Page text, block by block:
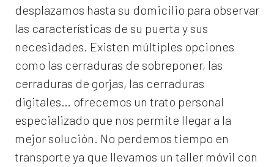
desplazamos hasta su domicilio para observar
las características de su puerta y sus
necesidades. Existen múltiples opciones
como las cerraduras de sobreponer, las
cerraduras de gorjas, las cerraduras
digitales… ofrecemos un trato personal
especializado que nos permite llegar a la
mejor solución. No perdemos tiempo en
transporte ya que llevamos un taller móvil con